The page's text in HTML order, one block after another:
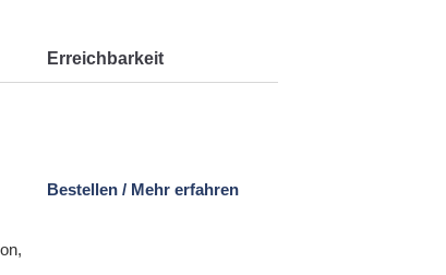
Erreichbarkeit
Bestellen / Mehr erfahren